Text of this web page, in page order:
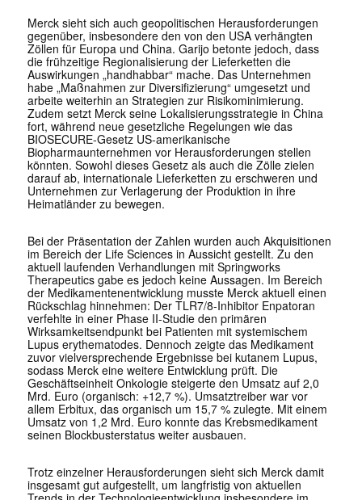
Merck sieht sich auch geopolitischen Herausforderungen
gegenüber, insbesondere den von den USA verhängten
Zöllen für Europa und China. Garijo betonte jedoch, dass
die frühzeitige Regionalisierung der Lieferketten die
Auswirkungen „handhabbar“ mache. Das Unternehmen
habe „Maßnahmen zur Diversifizierung“ umgesetzt und
arbeite weiterhin an Strategien zur Risikominimierung.
Zudem setzt Merck seine Lokalisierungsstrategie in China
fort, während neue gesetzliche Regelungen wie das
BIOSECURE-Gesetz US-amerikanische
Biopharmaunternehmen vor Herausforderungen stellen
könnten. Sowohl dieses Gesetz als auch die Zölle zielen
darauf ab, internationale Lieferketten zu erschweren und
Unternehmen zur Verlagerung der Produktion in ihre
Heimatländer zu bewegen.
Bei der Präsentation der Zahlen wurden auch Akquisitionen
im Bereich der Life Sciences in Aussicht gestellt. Zu den
aktuell laufenden Verhandlungen mit Springworks
Therapeutics gabe es jedoch keine Aussagen. Im Bereich
der Medikamentenentwicklung musste Merck aktuell einen
Rückschlag hinnehmen: Der TLR7/8-Inhibitor Enpatoran
verfehlte in einer Phase II-Studie den primären
Wirksamkeitsendpunkt bei Patienten mit systemischem
Lupus erythematodes. Dennoch zeigte das Medikament
zuvor vielversprechende Ergebnisse bei kutanem Lupus,
sodass Merck eine weitere Entwicklung prüft. Die
Geschäftseinheit Onkologie steigerte den Umsatz auf 2,0
Mrd. Euro (organisch: +12,7 %). Umsatztreiber war vor
allem Erbitux, das organisch um 15,7 % zulegte. Mit einem
Umsatz von 1,2 Mrd. Euro konnte das Krebsmedikament
seinen Blockbusterstatus weiter ausbauen.
Trotz einzelner Herausforderungen sieht sich Merck damit
insgesamt gut aufgestellt, um langfristig von aktuellen